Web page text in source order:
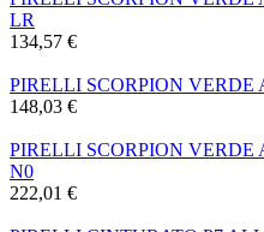
LR
134,57 €
PIRELLI SCORPION VERDE
148,03 €
PIRELLI SCORPION VERDE
N0
222,01 €